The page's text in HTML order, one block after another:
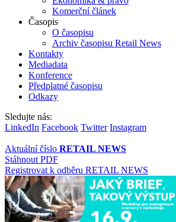
Komerční článek
Časopis
O časopisu
Archiv časopisu Retail News
Kontakty
Mediadata
Konference
Předplatné časopisu
Odkazy
Sledujte nás:
LinkedIn Facebook Twitter Instagram
Aktuální číslo RETAIL NEWS
Stáhnout PDF
Registrovat k odběru RETAIL NEWS